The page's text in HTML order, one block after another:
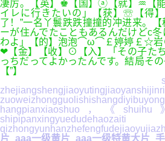
凄厉。【英】♚【国】ⓐ【就】♒【
イレに行きたいの」【获】☏【
了！”一名丫鬟跌跌撞撞的冲进来。
ーが住んでたこともあるんだけどc
わよ」【的】泡泡⌒ω⌒￡婷婷￡☆岩
❤【金】【收】⊙【入】「その子た
っちだってよかったんです。結局そ
【”】
hangpianxiaoshuo，《shuihu
片_aaa一级黄片_aaa一级特黄大片_手